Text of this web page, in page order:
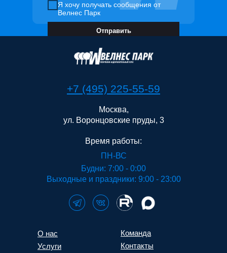
Я хочу получать сообщения от
Велнес Парк
Отправить
+7 (495) 225-55-59
О нас
Услуги
Контакты
Москва,
ул. Воронцовские пруды, 3
Время работы:
ПН-ВС
Будни: 7:00 - 0:00
Выходные и праздники: 9:00 - 23:00
Команда